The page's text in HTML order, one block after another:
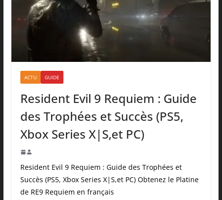
ACTU GUIDE
Resident Evil 9 Requiem : Guide
des Trophées et Succès (PS5,
Xbox Series X|S,et PC)
Resident Evil 9 Requiem : Guide des Trophées et
Succès (PS5, Xbox Series X|S,et PC) Obtenez le Platine
de RE9 Requiem en français